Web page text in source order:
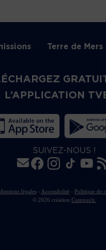
Terre de Mers
L’APPLICATION
SUIVEZ-NOUS !
légales- Accessibilité- Politique de
© 2026 création Compos'it.